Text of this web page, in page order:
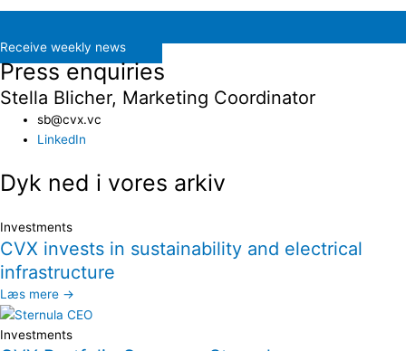
Receive weekly news
Press enquiries
Stella Blicher, Marketing Coordinator
sb@cvx.vc​
LinkedIn
Dyk ned i vores arkiv
Investments
CVX invests in sustainability and electrical
infrastructure
Læs mere →
Investments